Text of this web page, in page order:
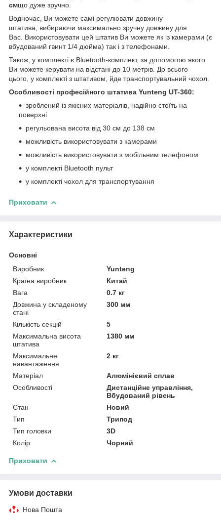
смщо дуже зручно.
Водночас, Ви можете самі регулювати довжину
штатива, вибираючи максимально зручну довжину для
Вас. Використовувати цей штатив Ви можете як із камерами (є
вбудований гвинт 1/4 дюйма) так і з телефонами.
Також, у комплекті є Bluetooth-комплект, за допомогою якого
Ви можете керувати на відстані до 10 метрів. До всього
цього, у комплекті з штативом, йде транспортувальний чохол.
Особливості професійного штатива Yunteng UT-360:
зроблений із якісних матеріалів, надійно стоїть на
поверхні
регульована висота від 30 см до 138 см
можливість використовувати з камерами
можливість використовувати з мобільним телефоном
у комплекті Bluetooth пульт
у комплекті чохол для транспортування
Приховати
Характеристики
Основні
Виробник
Yunteng
Країна виробник
Китай
Вага
0.7 кг
Довжина у складеному
стані
300 мм
Кількість секцій
5
Максимальна висота
штатива
1380 мм
Максимальне
навантаження
2 кг
Матеріал
Алюмінієвий сплав
Особливості
Дистанційне управління,
Вбудований рівень
Стан
Новий
Тип
Трипод
Тип головки
3D
Колір
Чорний
Приховати
Умови доставки
Нова Пошта